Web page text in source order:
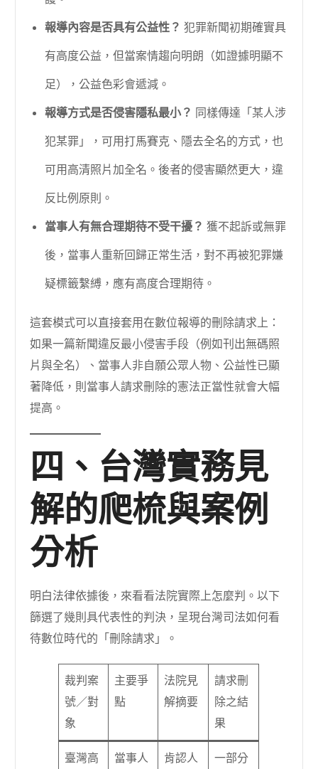
報導內容是否具有公益性？ 犯罪新聞初期確實具
有高度公益，但當案情趨向明朗（如證據明顯不
足），公益色彩會遞減。
報導方式是否侵害隱私最小？ 同樣傳達「某人涉
犯某罪」，可用打馬賽克、隱去全名的方式，也
可用高清照片加全名。後者的侵害顯然更大，違
反比例原則。
當事人有無合理期待不受干擾？ 獲不起訴或無罪
後，當事人重新回歸正常生活，對不再被犯罪嫌
疑標籤繫縛，應有高度合理期待。
這套模式可以直接套用在數位報導的刪除請求上：
如果一篇新聞違反最小侵害手段（例如刊出無碼照
片與全名）、當事人非自願公眾人物、公益性已顯
著降低，則當事人請求刪除的憲法正當性就會大幅
提高。
四、台灣實務見
解的爬梳與案例
分析
明白法律依據後，來看看法院實際上怎麼判。以下
篩選了幾則具代表性的判決，呈現台灣司法如何看
待數位時代的「刪除請求」。
裁判案
號／對
象
主要爭
點
法院見
解摘要
請求刪
除之結
果
臺灣高
當事人
肯認人
一部分